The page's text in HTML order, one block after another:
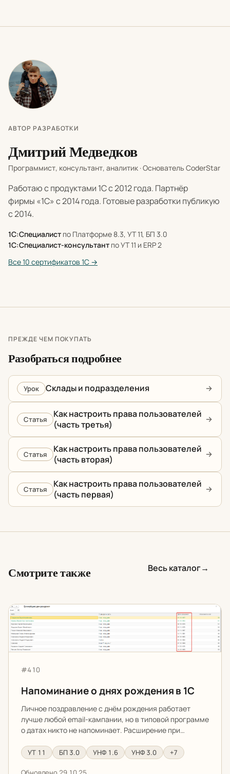
АВТОР РАЗРАБОТКИ
Дмитрий Медведков
Программист, консультант, аналитик · Основатель CoderStar
Работаю с продуктами 1С с 2012 года. Партнёр
фирмы «1С» с 2014 года. Готовые разработки публикую
с 2014.
1С:Специалист по Платформе 8.3, УТ 11, БП 3.0
1С:Специалист-консультант по УТ 11 и ERP 2
Все 10 сертификатов 1С →
ПРЕЖДЕ ЧЕМ ПОКУПАТЬ
Разобраться подробнее
Урок Склады и подразделения
Статья
Как настроить права пользователей
(часть третья)
Статья
Как настроить права пользователей
(часть вторая)
Статья
Как настроить права пользователей
(часть первая)
Смотрите также Весь каталог→
Напоминание о днях рождения в 1С
Артикул:
#410
Напоминание о днях рождения в 1С
Личное поздравление с днём рождения работает
лучше любой email-кампании, но в типовой программе
о датах никто не напоминает. Расширение при…
УТ 11 БП 3.0 УНФ 1.6 УНФ 3.0 +7